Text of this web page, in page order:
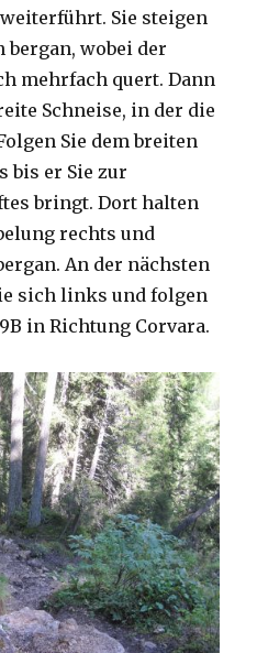
Sie steigen
wobei der
mehrfach quert. Dann
Schneise, in der die
Sie dem breiten
bis er Sie zur
bringt. Dort halten
rechts und
An der nächsten
sich links und folgen
in Richtung Corvara.